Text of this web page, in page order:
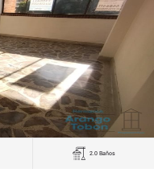
2.0 Baños